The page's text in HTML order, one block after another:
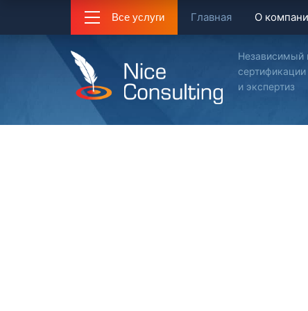
Все услуги Главная О
Независимый
сертификации
и экспертиз